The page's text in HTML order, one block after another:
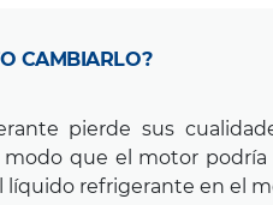
CAMBIARLO?
pierde sus
que el motor podría
líquido refrigerante en el